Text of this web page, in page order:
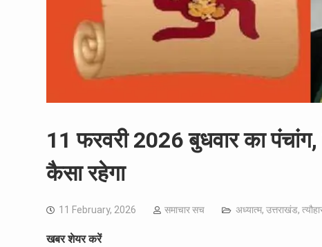
11 फरवरी 2026 बुधवार का
कैसा रहेगा
11 February, 2026 समाचार सच अध्यात्म, उत्तराखंड,
खबर शेयर करें